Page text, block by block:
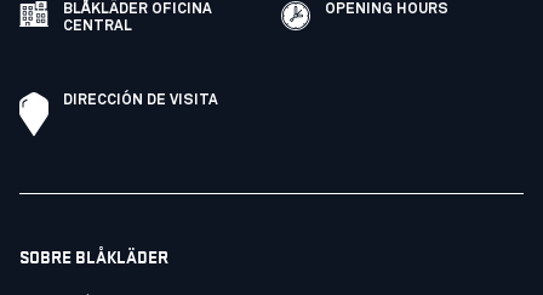
BLÅKLÄDER OFICINA
CENTRAL
OPENING HOURS
DIRECCIÓN DE VISITA
SOBRE BLÅKLÄDER